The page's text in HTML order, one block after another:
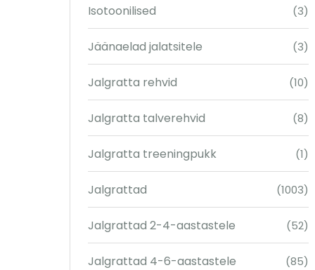
Isotoonilised (3)
Jäänaelad jalatsitele (3)
Jalgratta rehvid (10)
Jalgratta talverehvid (8)
Jalgratta treeningpukk (1)
Jalgrattad (1003)
Jalgrattad 2-4-aastastele (52)
Jalgrattad 4-6-aastastele (85)